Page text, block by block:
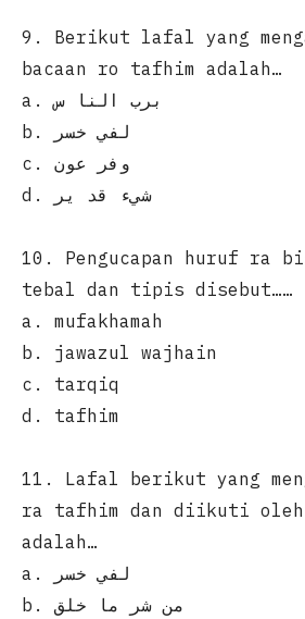
9. Berikut lafal yang
bacaan ro tafhim adalah…
a. برب النا س
b. لفي خسر
c. وفر عون
d. شيء قد ير
10. Pengucapan huruf ra
tebal dan tipis disebut……
a. mufakhamah
b. jawazul wajhain
c. tarqiq
d. tafhim
11. Lafal berikut yang
ra tafhim dan diikuti
adalah…
a. لفي خسر
b. من شر ما خلق